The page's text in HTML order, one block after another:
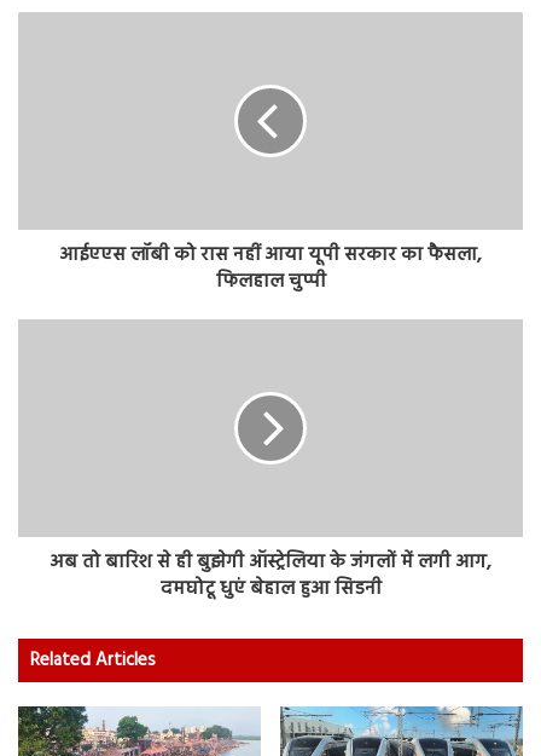
आईएएस लॉबी को रास नहीं आया यूपी सरकार का फैसला,
फिलहाल चुप्पी
अब तो बारिश से ही बुझेगी ऑस्‍ट्रेलिया के जंगलों में लगी आग,
दमघोटू धुएं बेहाल हुआ सिडनी
Related Articles